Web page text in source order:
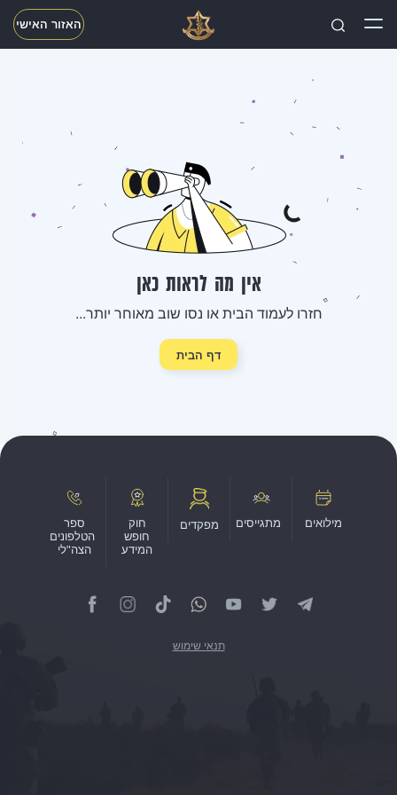
חפשו האזור האישי
אין מה לראות כאן
חזרו לעמוד הבית או נסו שוב מאוחר יותר...
דף הבית
מילואים מתגייסים מפקדים
חוק
חופש
המידע
ספר
הטלפונים
הצה"לי
תנאי שימוש